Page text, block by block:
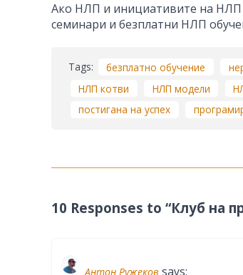
Ако НЛП и инициативите на НЛП
семинари и безплатни НЛП
Tags: безплатно обучение
НЛП котви
НЛП модели
постигана на успех
10 Responses to “Клуб на
Антон Ружеков says: